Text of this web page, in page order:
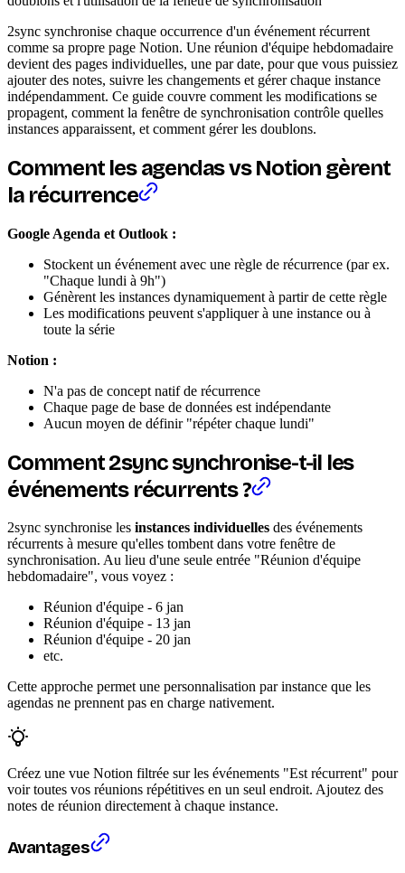
2sync synchronise chaque occurrence d'un événement récurrent
comme sa propre page Notion. Une réunion d'équipe hebdomadaire
devient des pages individuelles, une par date, pour que vous puissiez
ajouter des notes, suivre les changements et gérer chaque instance
indépendamment. Ce guide couvre comment les modifications se
propagent, comment la fenêtre de synchronisation contrôle quelles
instances apparaissent, et comment gérer les doublons.
Comment les agendas vs Notion gèrent
la récurrence
Google Agenda et Outlook :
Stockent un événement avec une règle de récurrence (par ex.
"Chaque lundi à 9h")
Génèrent les instances dynamiquement à partir de cette règle
Les modifications peuvent s'appliquer à une instance ou à
toute la série
Notion :
N'a pas de concept natif de récurrence
Chaque page de base de données est indépendante
Aucun moyen de définir "répéter chaque lundi"
Comment 2sync synchronise-t-il les
événements récurrents ?
2sync synchronise les instances individuelles des événements
récurrents à mesure qu'elles tombent dans votre fenêtre de
synchronisation. Au lieu d'une seule entrée "Réunion d'équipe
hebdomadaire", vous voyez :
Réunion d'équipe - 6 jan
Réunion d'équipe - 13 jan
Réunion d'équipe - 20 jan
etc.
Cette approche permet une personnalisation par instance que les
agendas ne prennent pas en charge nativement.
Créez une vue Notion filtrée sur les événements "Est récurrent" pour
voir toutes vos réunions répétitives en un seul endroit. Ajoutez des
notes de réunion directement à chaque instance.
Avantages